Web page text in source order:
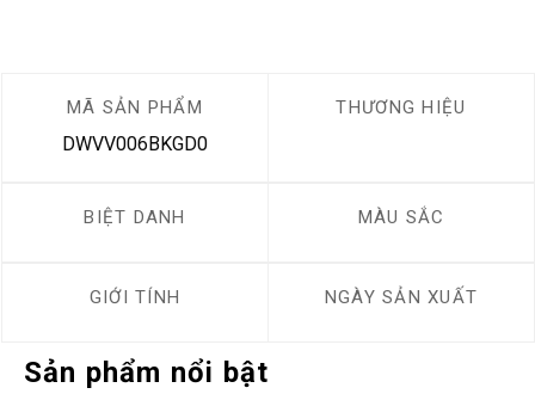
MÃ SẢN PHẨM
DWVV006BKGD0
THƯƠNG HIỆU
BIỆT DANH MÀU SẮC
GIỚI TÍNH NGÀY SẢN XUẤT
Sản phẩm nổi bật